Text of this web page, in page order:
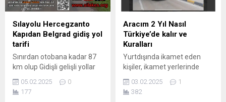
Sılayolu Hercegzanto
Kapıdan Belgrad gidiş yol
tarifi
Sınırdan otobana kadar 87
km olup Gidişli gelişli yollar
Sırası ile
Bezdan,Sombor,Kula ve
05.02.2025
0
177
Aracım 2 Yıl Nasıl
Türkiye’de kalır ve
Kuralları
Yurtdışında ikamet eden
kişiler, ikamet yerlerinde
yabancı plakalı kara taşıtını
geçici olarak Türkiye’ye
03.02.2025
1
382